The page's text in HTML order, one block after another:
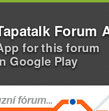
Forum
for this forum
Google Play